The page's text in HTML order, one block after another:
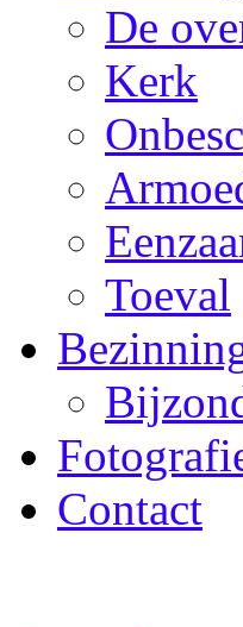
De
Kerk
Toeval
Contact